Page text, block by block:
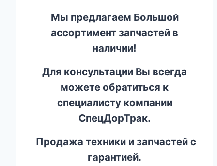
Мы предлагаем Большой
ассортимент запчастей в
наличии!
Для консультации Вы всегда
можете обратиться к
специалисту компании
СпецДорТрак.
Продажа техники и запчастей с
гарантией.